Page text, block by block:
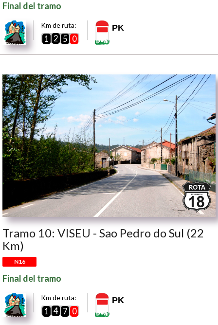
Final del tramo
Km de ruta:
1 2 5 0
PK
Tramo 10: VISEU - Sao Pedro do Sul (22
Km)
N16
Final del tramo
Km de ruta:
1 4 7 0
PK